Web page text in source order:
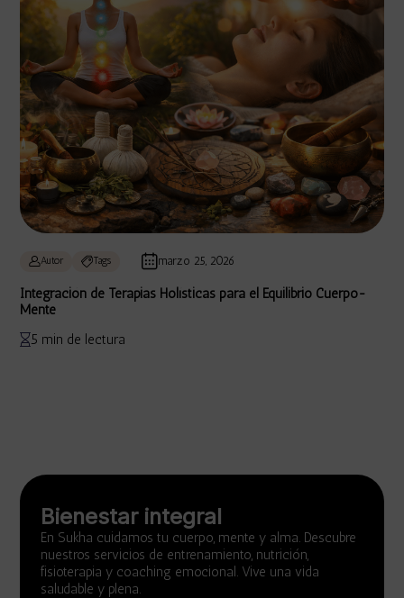
Autor Tags marzo 25, 2026
Integración de Terapias Holísticas para el Equilibrio Cuerpo-
Mente
5 min de lectura
Bienestar integral
En Sukha cuidamos tu cuerpo, mente y alma. Descubre
nuestros servicios de entrenamiento, nutrición,
fisioterapia y coaching emocional. Vive una vida
saludable y plena.